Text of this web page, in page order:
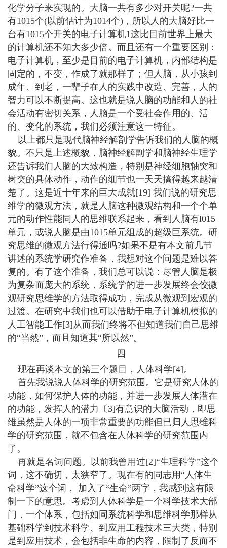
化学分子来实现的。大脑一共有多少对开关呢?一共
有1015个(以前估计为1014个)，所以人的大脑好比一
台有1015个开关的电子计算机1这比目前世界上最大
的计算机还不知大多少倍。而且还有一个重要区别：
电子计算机，至少是目前的电子计算机，内部结构是
固定的，不变，作成了就那样了；但人脑，从小孩到
成年、到老，一辈子在人的实践中改造、完善，人的
智力可以不断提高。这也就是说人脑的功能和人的社
会活动有密切关系，人脑是一个受社会作用的、活
的、变化的系统，我们必须注意这一特征。
以上都只是现代脑神经解剖学告诉我们的人脑的概
貌。不只是上述概貌，脑神经解副学和脑神经生理学
还告诉我们人脑的大致构造，特别是神经细胞轴突和
树突的具体动作，动作的细节也一天天搞得越来越清
楚了。这是近十年来的巨大成就[19] 我们说的研究思
维学的微观方法，就是人脑这种微观结构和一个个单
元的动作性能同人的思维联系起来，看到人脑有l015
单元，或说人脑是由1015单元组成的超级巨系统。研
究思维的微观方法行得通吗?如果不是有本文前几节
讲述的系统学研究作准备，我想对这个问题是难以答
复的。有了这个准备，我们总可以说：尽管人脑是极
为复杂而庞大的系统，系统学的进一步发展终会佼微
观研究思维学的方法取得成功，完成从微观到宏观的
过渡。在研究中我们也可以借助于电子计算机模拟的
人工智能工作[3]从而我们终将不但知道我们自己思维
的“当然”，而且知道其“所以然”。
四
现在再谈本文的第三个题目，人体科学[4]。
首先我说说人体科学的研究范围。它是研究人体的
功能，如何保护人体的功能，并进一步发展人体潜在
的功能，发挥人的潜力〔3]有意识的大脑活动，即思
维虽然是人体的一项非常重要的功能但已归人思维科
学的研究范围，就不包含在人体科学的研究范围内
了。
再就是名词问题。以前我曾用过[2]“生理科学”这个
词，这不确切，太狭窄了。现在有的同志用“人体生
命科学”这个词， 加入了“生命”两字，我感到这有限
制一下的意思。考虑到人体科学是一个科学技术大部
门，一个体系，包括如同系统科学和思维科学那样从
基础科学到技术科学、到应用工程技术三大类，特别
是到应用技术，会包括非生命的内容，限制了反而不